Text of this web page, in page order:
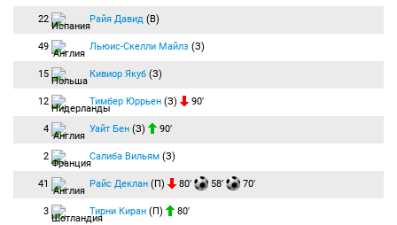
22 Райя Давид (В)
49 Льюис-Скелли Майлз (З)
15 Кивиор Якуб (З)
12 Тимбер Юррьен (З) 90′
4 Уайт Бен (З) 90′
2 Салиба Вильям (З)
41 Райс Деклан (П) 80′ 58′ 70′
3 Тирни Киран (П) 80′